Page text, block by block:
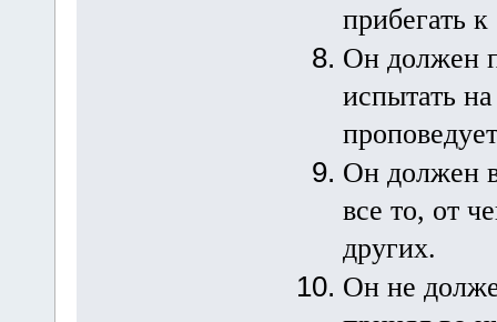
прибегать
Он должен
испытать
Он должен
все то, от
других.
Он не